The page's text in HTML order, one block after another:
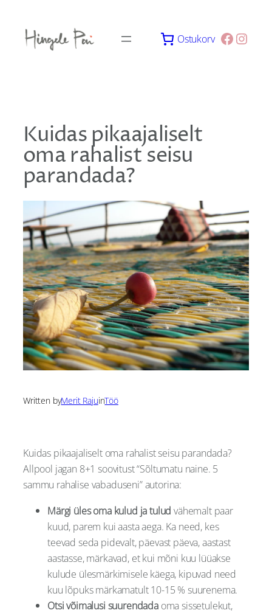
content
Ostukorv
Kuidas pikaajaliselt
oma rahalist seisu
parandada?
Written byMerit RajuinTöö
Kuidas pikaajaliselt oma rahalist seisu parandada?
Allpool jagan 8+1 soovitust “Sõltumatu naine. 5
sammu rahalise vabaduseni” autorina:
Märgi üles oma kulud ja tulud vähemalt paar
kuud, parem kui aasta aega. Ka need, kes
teevad seda pidevalt, päevast päeva, aastast
aastasse, märkavad, et kui mõni kuu lüüakse
kulude ülesmärkimisele käega, kipuvad need
kuu lõpuks märkamatult 10-15 % suurenema.
Otsi võimalusi suurendadaoma sissetulekut,